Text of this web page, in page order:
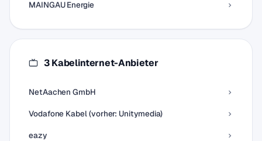
MAINGAU Energie
3 Kabelinternet-Anbieter
NetAachen GmbH
Vodafone Kabel (vorher: Unitymedia)
eazy